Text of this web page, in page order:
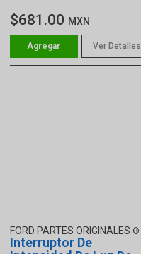
$681.00 MXN
Ver Detalles
FORD PARTES ORIGINALES
Interruptor De